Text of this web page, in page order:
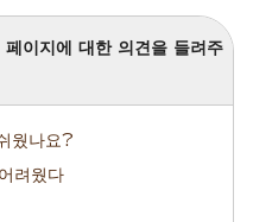
이지에 대한 의견을 들려주
웠나요?
려웠다